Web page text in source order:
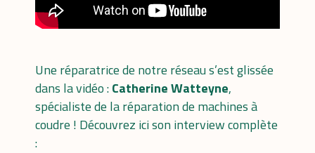
Une réparatrice de notre réseau s’est glissée
dans la vidéo :Catherine Watteyne,
spécialiste de la réparation de machines à
coudre ! Découvrez ici son interview complète
: